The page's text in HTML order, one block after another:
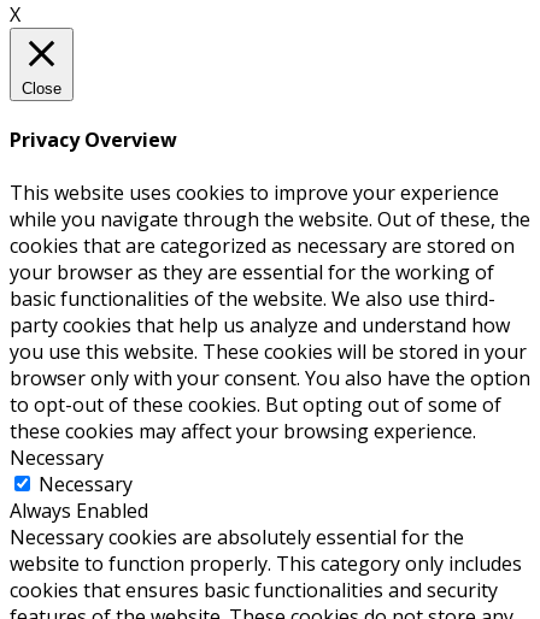
X
Close
Privacy Overview
This website uses cookies to improve your experience
while you navigate through the website. Out of these, the
cookies that are categorized as necessary are stored on
your browser as they are essential for the working of
basic functionalities of the website. We also use third-
party cookies that help us analyze and understand how
you use this website. These cookies will be stored in your
browser only with your consent. You also have the option
to opt-out of these cookies. But opting out of some of
these cookies may affect your browsing experience.
Necessary
Necessary
Always Enabled
Necessary cookies are absolutely essential for the
website to function properly. This category only includes
cookies that ensures basic functionalities and security